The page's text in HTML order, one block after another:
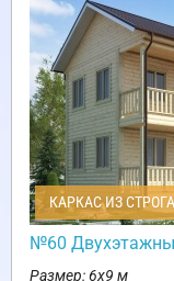
КАРКАС ИЗ
№60
Размер: 6х9 м